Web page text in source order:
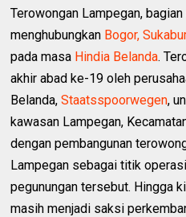
Terowongan Lampegan,
menghubungkan Bogor,
pada masa Hindia Belanda.
akhir abad ke-19 oleh
Belanda,Staatsspoorwegen,
kawasan Lampegan,
dengan pembangunan
Lampegan sebagai titik
pegunungan tersebut. Hingga
masih menjadi saksi